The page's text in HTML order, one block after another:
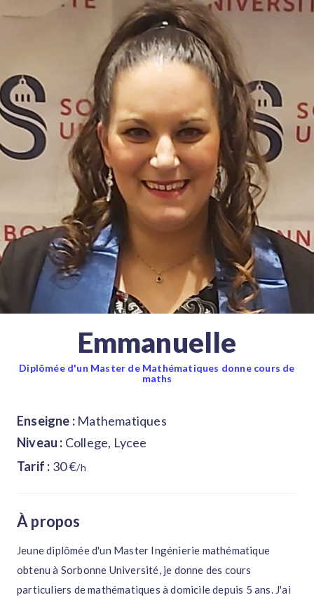
Emmanuelle
Diplômée d'un Master de Mathématiques donne cours de
maths
Enseigne : Mathematiques
Niveau : College, Lycee
Tarif : 30 €/h
À propos
Jeune diplômée d'un Master Ingénierie mathématique
obtenu à Sorbonne Université, je donne des cours
particuliers de mathématiques à domicile depuis 5 ans. J'ai